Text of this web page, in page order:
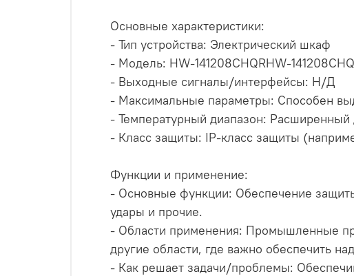
Основные характеристики:
- Тип устройства: Электрический шкаф
- Модель: HW-141208CHQRHW-
- Выходные сигналы/интерфейсы: Н/Д
- Максимальные параметры: Способен
- Температурный диапазон: Расширенный
- Класс защиты: IP-класс защиты
Функции и применение:
- Основные функции: Обеспечение
удары и прочие.
- Области применения: Промышленные
другие области, где важно обеспечить
- Как решает задачи/проблемы: